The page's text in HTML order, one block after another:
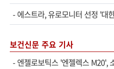
- 에스트라, 유로모니터 선정 '대
보건신문 주요 기사
- 엔젤로보틱스 '엔젤렉스 M20', 소아·